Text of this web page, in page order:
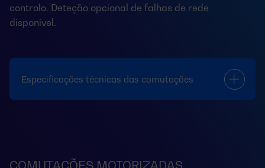
controlo. Deteção opcional de falhas de rede
disponível.
Especificações técnicas das comutações